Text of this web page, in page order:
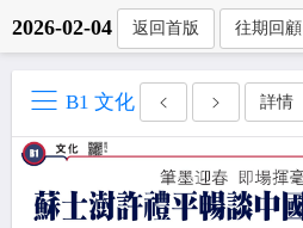
2026-02-04 返回首版 往期回顧
B1 文化 詳情